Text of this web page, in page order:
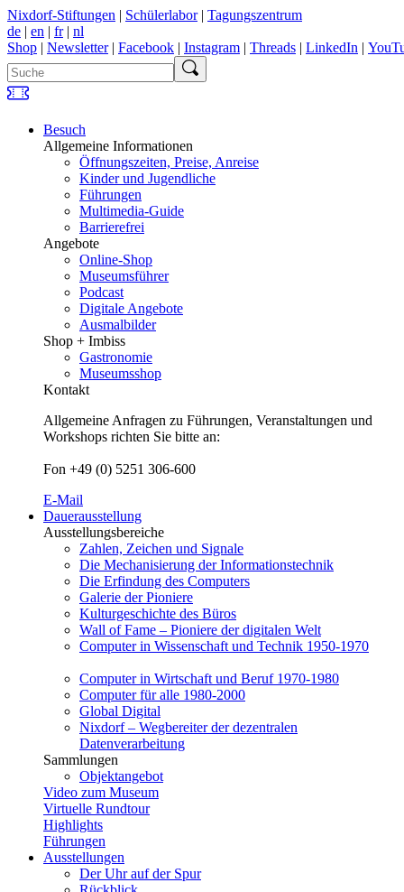
Nixdorf-Stiftungen | Schülerlabor| Tagungszentrum
de | en | fr| nl
Shop | Newsletter| Facebook | Instagram | Threads | LinkedIn |
Besuch
Allgemeine Informationen
Öffnungszeiten, Preise, Anreise
Kinder und Jugendliche
Führungen
Multimedia-Guide
Barrierefrei
Angebote
Online-Shop
Museumsführer
Podcast
Digitale Angebote
Ausmalbilder
Shop + Imbiss
Gastronomie
Museumsshop
Kontakt
Allgemeine Anfragen zu Führungen, Veranstaltungen und
Workshops richten Sie bitte an:
Fon +49 (0) 5251 306-600
E-Mail
Dauerausstellung
Ausstellungsbereiche
Zahlen, Zeichen und Signale
Die Mechanisierung der Informationstechnik
Die Erfindung des Computers
Galerie der Pioniere
Kulturgeschichte des Büros
Wall of Fame – Pioniere der digitalen Welt
Computer in Wissenschaft und Technik 1950-1970
Computer in Wirtschaft und Beruf 1970-1980
Computer für alle 1980-2000
Global Digital
Nixdorf – Wegbereiter der dezentralen
Datenverarbeitung
Sammlungen
Objektangebot
Video zum Museum
Virtuelle Rundtour
Highlights
Führungen
Ausstellungen
Der Uhr auf der Spur